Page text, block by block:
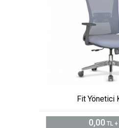
Fit Yönetici
0,00 TL